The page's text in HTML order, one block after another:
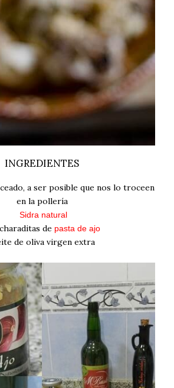
INGREDIENTES
a ser posible que nos lo troceen
en la pollería
Sidra natural
de pasta de ajo
de oliva virgen extra